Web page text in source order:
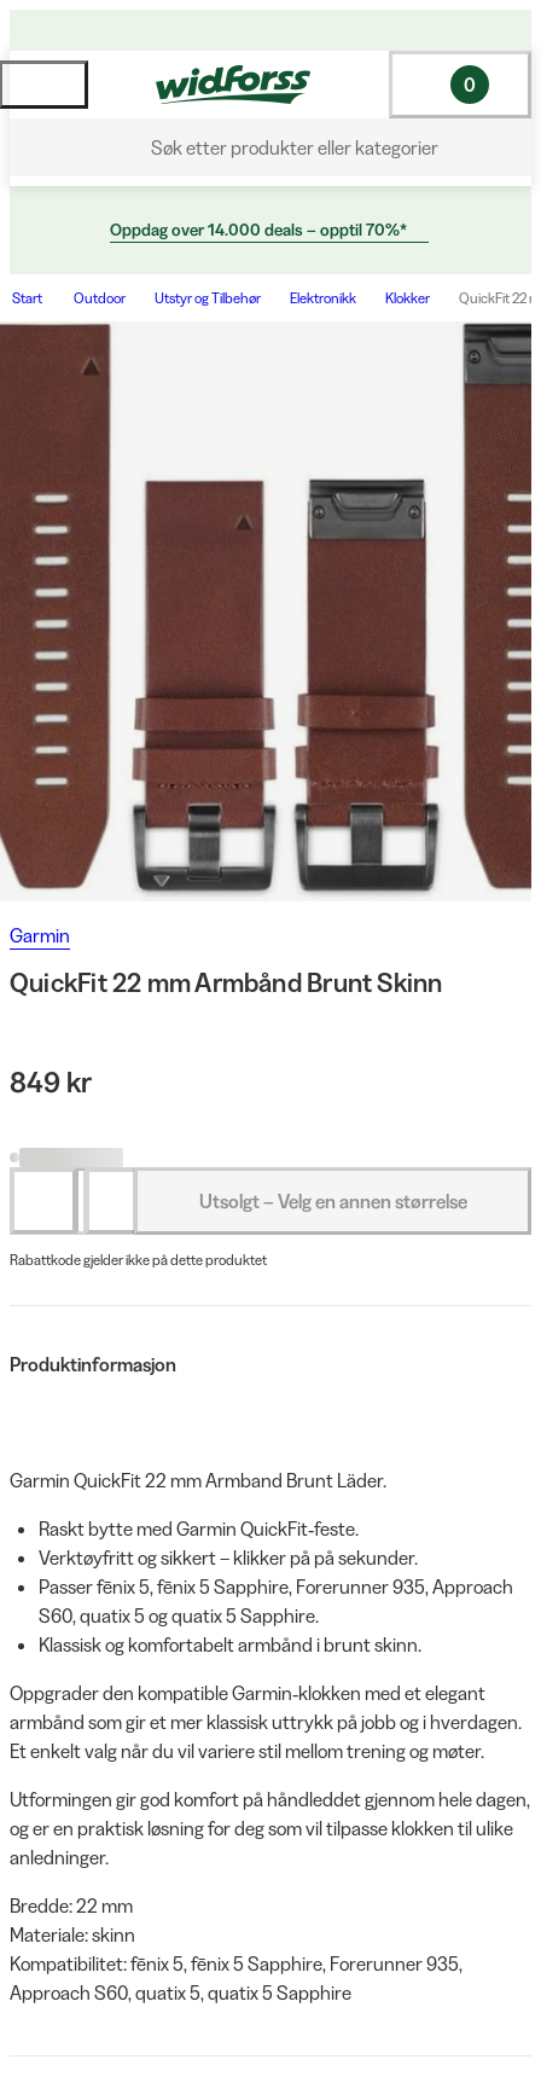
Søk etter produkter eller kategorier
0
Oppdag over 14.000 deals – opptil 70%*
Start Outdoor Utstyr og Tilbehør Elektronikk Klokker QuickFit 22
Garmin
QuickFit 22 mm Armbånd Brunt Skinn
849 kr
Utsolgt – Velg en annen størrelse
Rabattkode gjelder ikke på dette produktet
Produktinformasjon
Garmin QuickFit 22 mm Armband Brunt Läder.
Raskt bytte med Garmin QuickFit‑feste.
Verktøyfritt og sikkert – klikker på på sekunder.
Passer fēnix 5, fēnix 5 Sapphire, Forerunner 935, Approach
S60, quatix 5 og quatix 5 Sapphire.
Klassisk og komfortabelt armbånd i brunt skinn.
Oppgrader den kompatible Garmin‑klokken med et elegant
armbånd som gir et mer klassisk uttrykk på jobb og i hverdagen.
Et enkelt valg når du vil variere stil mellom trening og møter.
Utformingen gir god komfort på håndleddet gjennom hele dagen,
og er en praktisk løsning for deg som vil tilpasse klokken til ulike
anledninger.
Bredde: 22 mm
Materiale: skinn
Kompatibilitet: fēnix 5, fēnix 5 Sapphire, Forerunner 935,
Approach S60, quatix 5, quatix 5 Sapphire